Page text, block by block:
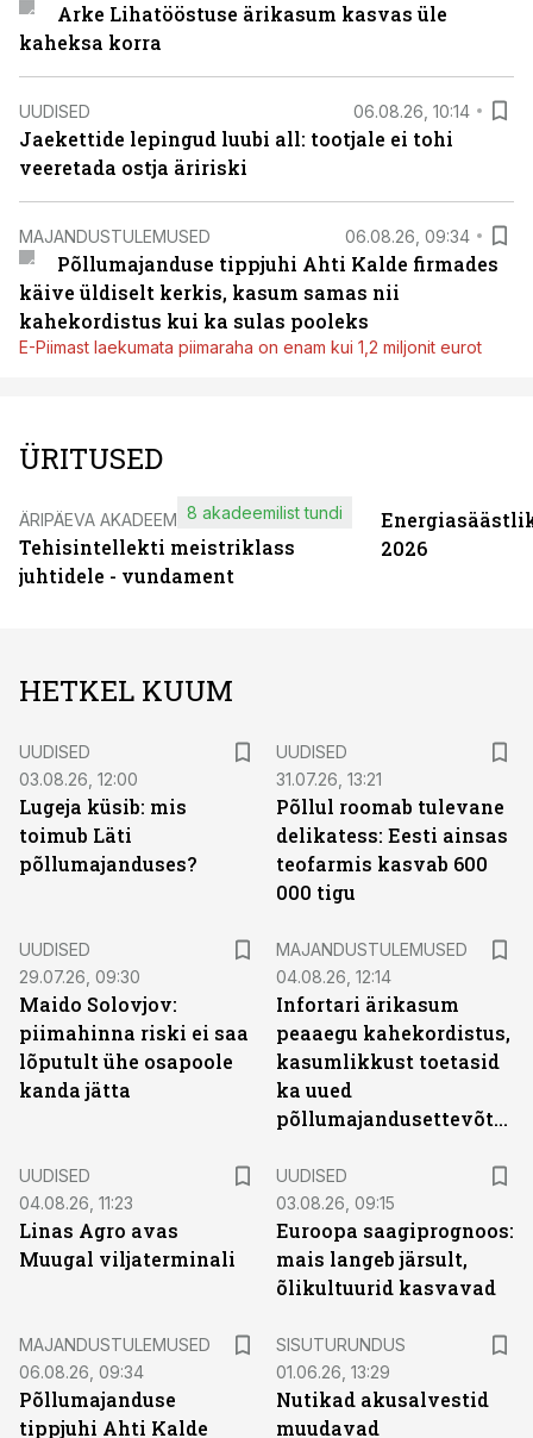
Arke Lihatööstuse ärikasum kasvas üle
kaheksa korra
UUDISED 06.08.26, 10:14
Jaekettide lepingud luubi all: tootjale ei tohi
veeretada ostja äririski
MAJANDUSTULEMUSED 06.08.26, 09:34
Põllumajanduse tippjuhi Ahti Kalde firmades
käive üldiselt kerkis, kasum samas nii
kahekordistus kui ka sulas pooleks
E-Piimast laekumata piimaraha on enam kui 1,2 miljonit eurot
ÜRITUSED
ÄRIPÄEVA AKADEEMIA
Tehisintellekti meistriklass
juhtidele - vundament
8 akadeemilist tundi
2026
HETKEL KUUM
UUDISED
03.08.26, 12:00
Lugeja küsib: mis
toimub Läti
põllumajanduses?
UUDISED
31.07.26, 13:21
Põllul roomab tulevane
delikatess: Eesti ainsas
teofarmis kasvab 600
000 tigu
UUDISED
29.07.26, 09:30
Maido Solovjov:
piimahinna riski ei saa
lõputult ühe osapoole
kanda jätta
MAJANDUSTULEMUSED
04.08.26, 12:14
Infortari ärikasum
peaaegu kahekordistus,
kasumlikkust toetasid
ka uued
põllumajandusettevõtted
UUDISED
04.08.26, 11:23
Linas Agro avas
Muugal viljaterminali
UUDISED
03.08.26, 09:15
Euroopa saagiprognoos:
mais langeb järsult,
õlikultuurid kasvavad
MAJANDUSTULEMUSED
06.08.26, 09:34
Põllumajanduse
tippjuhi Ahti Kalde
SISUTURUNDUS
01.06.26, 13:29
Nutikad akusalvestid
muudavad